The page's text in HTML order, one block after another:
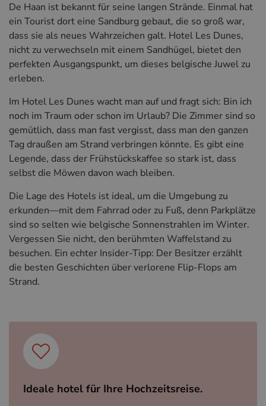
De Haan ist bekannt für seine langen Strände. Einmal hat
ein Tourist dort eine Sandburg gebaut, die so groß war,
dass sie als neues Wahrzeichen galt. Hotel Les Dunes,
nicht zu verwechseln mit einem Sandhügel, bietet den
perfekten Ausgangspunkt, um dieses belgische Juwel zu
erleben.
Im Hotel Les Dunes wacht man auf und fragt sich: Bin ich
noch im Traum oder schon im Urlaub? Die Zimmer sind so
gemütlich, dass man fast vergisst, dass man den ganzen
Tag draußen am Strand verbringen könnte. Es gibt eine
Legende, dass der Frühstückskaffee so stark ist, dass
selbst die Möwen davon wach bleiben.
Die Lage des Hotels ist ideal, um die Umgebung zu
erkunden—mit dem Fahrrad oder zu Fuß, denn Parkplätze
sind so selten wie belgische Sonnenstrahlen im Winter.
Vergessen Sie nicht, den berühmten Waffelstand zu
besuchen. Ein echter Insider-Tipp: Der Besitzer erzählt
die besten Geschichten über verlorene Flip-Flops am
Strand.
Ideale hotel für Ihre Hochzeitsreise.